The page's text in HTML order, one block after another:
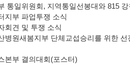
통일위원회, 지역통일선봉대와 815
지부 파업투쟁 소식
회견 및 투쟁 소식
병원새봄지부 단체교섭승리를 위한 선
본부 결의대회(포스터)